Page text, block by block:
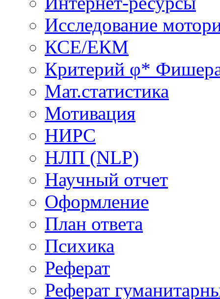
Исследование
КСЕ/ЕКМ
Критерий φ*
Мат.статистика
Мотивация
НИРС
НЛП (NLP)
Научный отчет
Оформление
План ответа
Психика
Реферат
Реферат